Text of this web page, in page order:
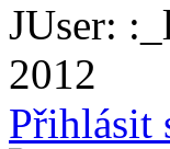
JUser:
2012
Přihlásit